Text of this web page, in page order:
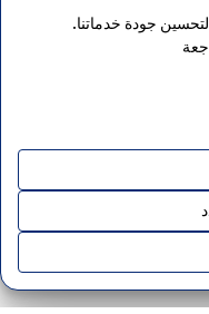
المقطعي
وتشمل طرق العلاج
حديثة مثل العلاج
تطبيقات الليزر والتردد
جودة خدماتنا.